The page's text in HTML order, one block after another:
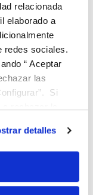
relacionada
elaborado a
redes sociales.
“ Aceptar
las
Si
funcione y que
consultar
Cookies
detalles
Farma